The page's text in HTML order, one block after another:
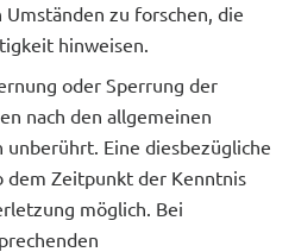
zu forschen, die
hinweisen.
oder Sperrung der
nach den allgemeinen
Eine diesbezügliche
dem Zeitpunkt der Kenntnis
möglich. Bei